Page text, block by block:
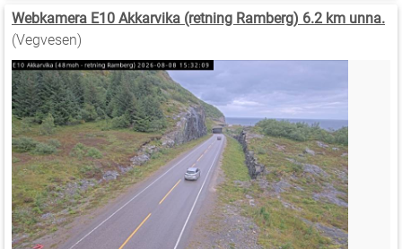
Webkamera E10 Akkarvika (retning Ramberg) 6.2 km unna.
(Vegvesen)